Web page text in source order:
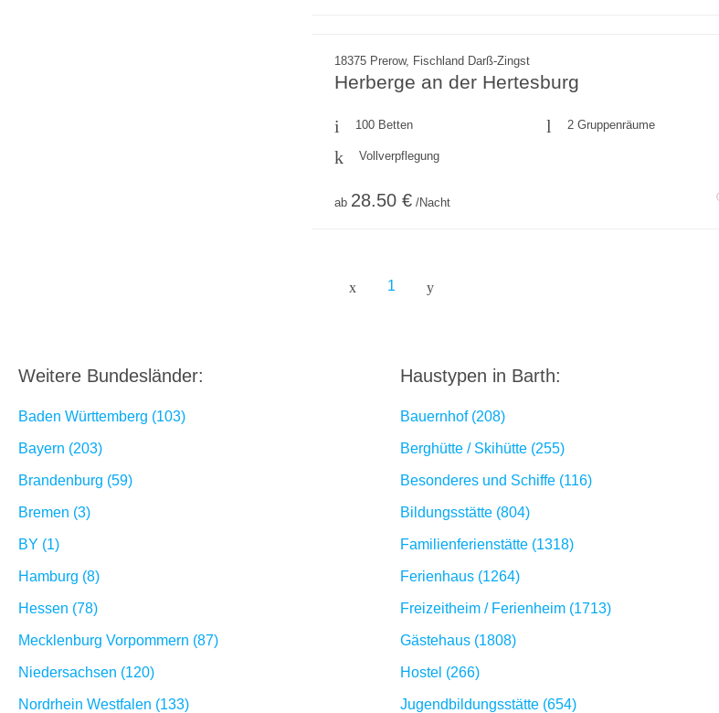
18375 Prerow, Fischland Darß-Zingst
Herberge an der Hertesburg
100 Betten 2 Gruppenräume
Vollverpflegung
ab 28.50 € /Nacht
1
Weitere Bundesländer:
Baden Württemberg (103)
Bayern (203)
Brandenburg (59)
Bremen (3)
BY (1)
Hamburg (8)
Hessen (78)
Mecklenburg Vorpommern (87)
Niedersachsen (120)
Nordrhein Westfalen (133)
Haustypen in Barth:
Bauernhof (208)
Berghütte / Skihütte (255)
Besonderes und Schiffe (116)
Bildungsstätte (804)
Familienferienstätte (1318)
Ferienhaus (1264)
Freizeitheim / Ferienheim (1713)
Gästehaus (1808)
Hostel (266)
Jugendbildungsstätte (654)